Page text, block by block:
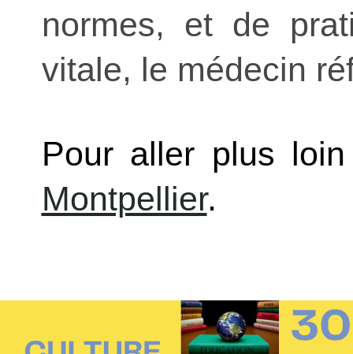
normes, et de
vitale, le médecin
Pour aller plus
Montpellier.